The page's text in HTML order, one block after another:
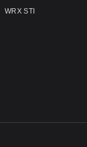
WRX STI